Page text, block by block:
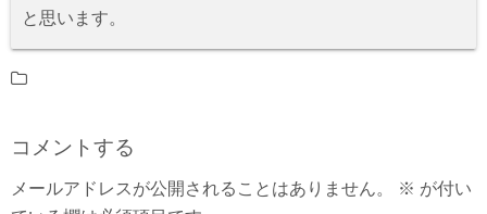
と思います。
コメントする
メールアドレスが公開されることはありません。 ※ が付い